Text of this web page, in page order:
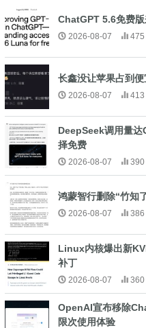
ChatGPT 5.6免费版
2026-08-07 475
长鑫没让苹果占到
2026-08-07 413
DeepSeek调用量
择免费
2026-08-07 390
鸿蒙智行删除“竹知
2026-08-07 386
Linux内核爆出新
补丁
2026-08-07 360
OpenAI宣布移除
限次使用体验